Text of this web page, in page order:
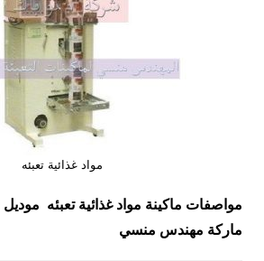
مواد غذائية تعبئه
مواصفات ماكينة مواد غذائية تعبئه
ماركة مهندس منسي